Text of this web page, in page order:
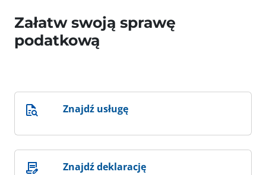
Załatw swoją sprawę
podatkową
Znajdź usługę
Znajdź deklarację